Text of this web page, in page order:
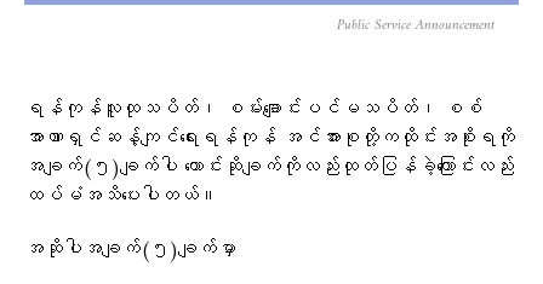
Public Service Announcement
ရန်ကုန်လူထုသပိတ်၊ စမ်းချောင်းပင်မသပိတ်၊ စစ်
အာဏာရှင်ဆန့်ကျင်ရေးရန်ကုန် အင်အားစုတို့ကထိုင်းအစိုးရကို
အချက်(၅)ချက်ပါ​ ​တောင်းဆိုချက်ကိုလည်းထုတ်ပြန်ခဲ့​ကြောင်းလည်း
ထပ်မံအသိ​ပေးပါတယ်။
အဆိုပါအချက်(၅)ချက်မှာ